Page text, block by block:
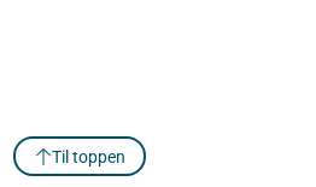
Til toppen